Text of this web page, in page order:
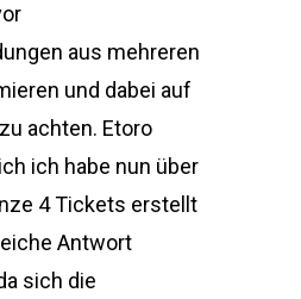
aus mehreren
und dabei auf
achten. Etoro
ich habe nun über
4 Tickets erstellt
Antwort
sich die